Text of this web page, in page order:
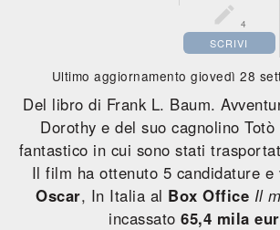
 4
SCRIVI
Ultimo aggiornamento giovedì 28
Del libro di Frank L. Baum.
Dorothy e del suo cagnolino
fantastico in cui sono stati
Il film ha ottenuto 5 candidature e
Oscar, In Italia al Box Office Il
incassato65,4 mila